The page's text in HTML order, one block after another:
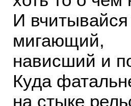
И
мигающий,
нависший и
Куда
на стыке